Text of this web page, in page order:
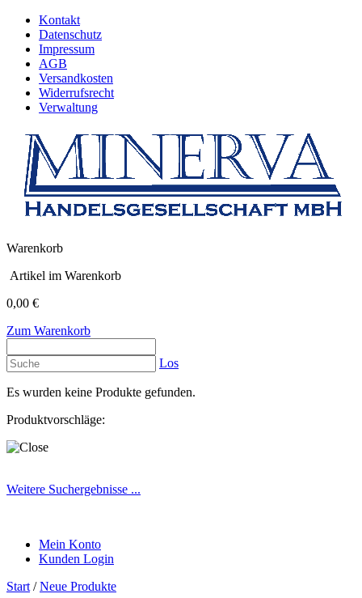
Kontakt
Datenschutz
Impressum
AGB
Versandkosten
Widerrufsrecht
Verwaltung
Warenkorb
Artikel im Warenkorb
0,00 €
Zum Warenkorb
Los
Es wurden keine Produkte gefunden.
Produktvorschläge:
Weitere Suchergebnisse ...
Mein Konto
Kunden Login
Start /Neue Produkte